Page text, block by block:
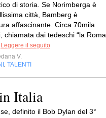
di storia. Se Norimberga è
città, Bamberg è
affascinante. Circa 70mila
chiamata dai tedeschi “la Roma
Leggere il seguito
V.
TALENTI
Italia
definito il Bob Dylan del 3°